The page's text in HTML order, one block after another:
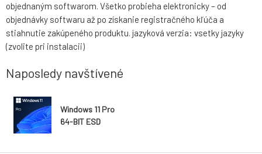
objednaným softwarom. Všetko probieha elektronicky – od
objednávky softwaru až po získanie registračného kľúča a
stiahnutie zakúpeného produktu. jazyková verzia: vsetky jazyky
(zvolite pri instalacii)
Naposledy navštívené
Windows 11 Pro
64-BIT ESD